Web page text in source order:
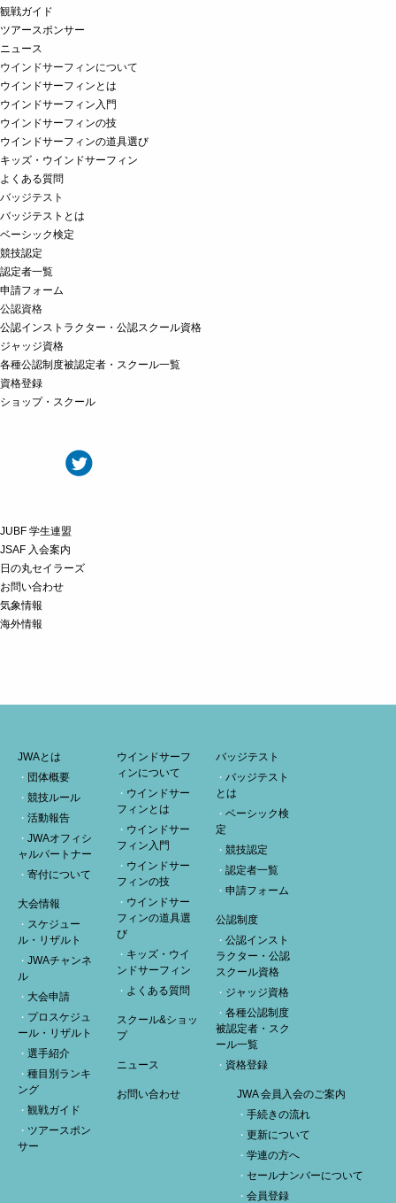
観戦ガイド
ツアースポンサー
ニュース
ウインドサーフィンについて
ウインドサーフィンとは
ウインドサーフィン入門
ウインドサーフィンの技
ウインドサーフィンの道具選び
キッズ・ウインドサーフィン
よくある質問
バッジテスト
バッジテストとは
ベーシック検定
競技認定
認定者一覧
申請フォーム
公認資格
公認インストラクター・公認スクール資格
ジャッジ資格
各種公認制度被認定者・スクール一覧
資格登録
ショップ・スクール
JUBF 学生連盟
JSAF 入会案内
日の丸セイラーズ
お問い合わせ
気象情報
海外情報
JWAとは
団体概要
競技ルール
活動報告
JWAオフィシ
ャルパートナー
寄付について
大会情報
スケジュー
ル・リザルト
JWAチャンネ
ル
大会申請
プロスケジュ
ール・リザルト
選手紹介
種目別ランキ
ング
観戦ガイド
ツアースポン
サー
ウインドサーフ
ィンについて
ウインドサー
フィンとは
ウインドサー
フィン入門
ウインドサー
フィンの技
ウインドサー
フィンの道具選
び
キッズ・ウイ
ンドサーフィン
よくある質問
スクール&ショッ
プ
ニュース
お問い合わせ
バッジテスト
バッジテスト
とは
ベーシック検
定
競技認定
認定者一覧
申請フォーム
公認制度
公認インスト
ラクター・公認
スクール資格
ジャッジ資格
各種公認制度
被認定者・スク
ール一覧
資格登録
JWA 会員入会のご案内
手続きの流れ
更新について
学連の方へ
セールナンバーについて
会員登録